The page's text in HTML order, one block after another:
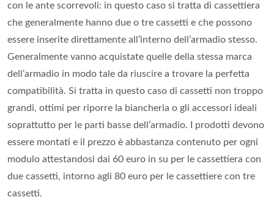
con le ante scorrevoli: in questo caso si tratta di cassettiera
che generalmente hanno due o tre cassetti e che possono
essere inserite direttamente all’interno dell’armadio stesso.
Generalmente vanno acquistate quelle della stessa marca
dell’armadio in modo tale da riuscire a trovare la perfetta
compatibilità. Si tratta in questo caso di cassetti non troppo
grandi, ottimi per riporre la biancheria o gli accessori ideali
soprattutto per le parti basse dell’armadio. I prodotti devono
essere montati e il prezzo è abbastanza contenuto per ogni
modulo attestandosi dai 60 euro in su per le cassettiera con
due cassetti, intorno agli 80 euro per le cassettiere con tre
cassetti.